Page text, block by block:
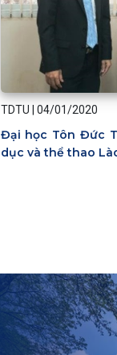
TDTU 04/01/2020
Đại học Tôn Đức
dục và thể thao